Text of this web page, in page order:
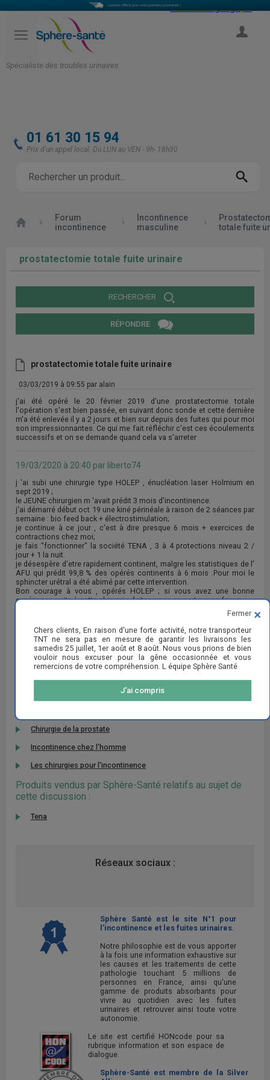
Spécialiste des troubles urinaires
Select Language
01 61 30 15 94
Prix d'un appel local. Du LUN au VEN - 9h- 18h30
Accueil
Forum
incontinence
Incontinence
masculine
totale fuite ur
prostatectomie totale fuite urinaire
RECHERCHER
RÉPONDRE
prostatectomie totale fuite urinaire
03/03/2019 à 09:55 par alain
j'ai été opéré le 20 février 2019 d'une prostatectomie totale
l'opération s'est bien passée, en suivant donc sonde et cette dernière
m'a été enlevée il y a 2 jours et bien sur depuis des fuites qui pour moi
son impressionnantes. Ce qui me fait réfléchir c'est ces écoulements
successifs et on se demande quand cela va s'arreter
19/03/2020 à 20:40 par liberto74
j 'ai subi une chirurgie type HOLEP , énucléation laser Holmium en
sept 2019 ;
le JEUNE chirurgien m 'avait prédit 3 mois d'incontinence.
j'ai démarré début oct 19 une kiné périnéale à raison de 2 séances par
semaine : bio feed back + électrostimulation;
je continue à ce jour , c'est à dire presque 6 mois + exercices de
contractions chez moi;
je fais "fonctionner" la société TENA , 3 à 4 protections niveau 2 /
jour + 1 la nuit.
je désespère d'etre rapidement continent, malgre les statistiques de l'
AFU qui prédit 99,8 % des opérés continents à 6 mois .Pour moi le
sphincter urétral a été abimé par cette intervention.
Bon courage à vous , opérés HOLEP ; si vous avez une bonne
expérience suite à cette chirurgie, faites nous en part sur ce forum.
RÉPONDRE
Articles d'information relatifs au sujet de cette
Chirurgie de la prostate
Incontinence chez l'homme
Les chirurgies pour l'incontinence
Produits vendus par Sphère-Santé relatifs au sujet de
cette discussion :
Tena
Réseaux sociaux :
Sphère Santé est le site N°1 pour
l'incontinence et les fuites urinaires.
Notre philosophie est de vous apporter
à la fois une information exhaustive sur
les causes et les traitements de cette
pathologie touchant 5 millions de
personnes en France, ainsi qu'une
gamme de produits absorbants pour
vivre au quotidien avec les fuites
urinaires et retrouver ainsi toute votre
autonomie.
Le site est certifié HONcode pour sa
rubrique information et son espace de
dialogue.
Sphère-Santé est membre de la Silver
Chers clients, En raison d'une forte activité, notre transporteur
TNT ne sera pas en mesure de garantir les livraisons les
samedis 25 juillet, 1er août et 8 août. Nous vous prions de bien
vouloir nous excuser pour la gêne occasionnée et vous
remercions de votre compréhension. L équipe Sphère Santé
J'ai compris
Fermer